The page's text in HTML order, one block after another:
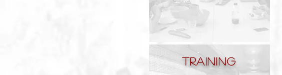
Training